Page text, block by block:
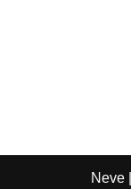
Neve